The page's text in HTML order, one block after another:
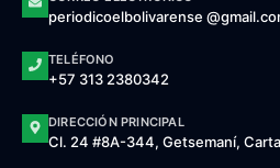
periodicoelbolivarense
TELÉFONO
+57 313 2380342
DIRECCIÓN PRINCIPAL
Cl. 24 #8A-344, Getsemaní,